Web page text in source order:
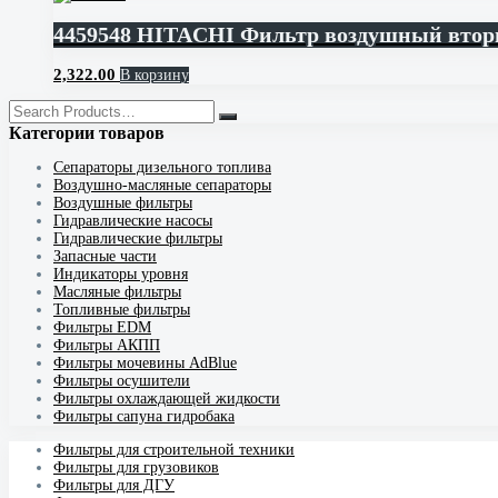
4459548 HITACHI Фильтр воздушный
2,322.00 В корзину
Категории товаров
Cепараторы дизельного топлива
Воздушно-масляные сепараторы
Воздушные фильтры
Гидравлические насосы
Гидравлические фильтры
Запасные части
Индикаторы уровня
Масляные фильтры
Топливные фильтры
Фильтры EDM
Фильтры АКПП
Фильтры мочевины AdBlue
Фильтры осушители
Фильтры охлаждающей жидкости
Фильтры сапуна гидробака
Фильтры для строительной техники
Фильтры для грузовиков
Фильтры для ДГУ